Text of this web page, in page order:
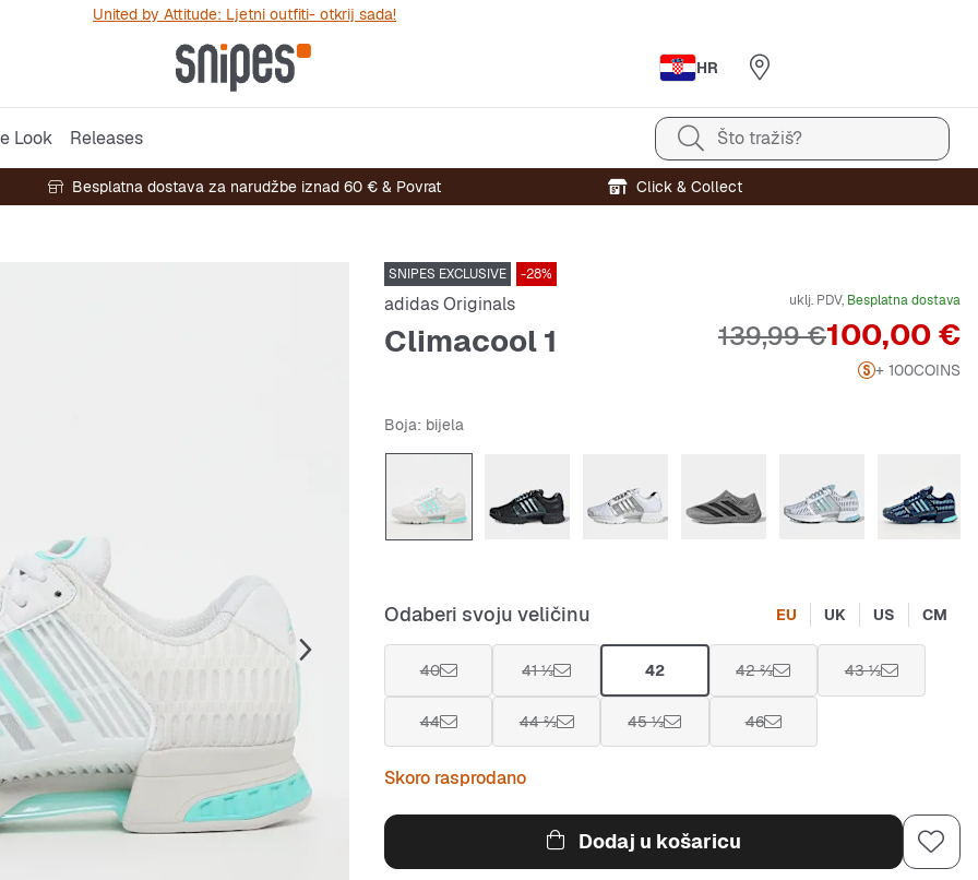
United by Attitude: Ljetni outfiti- otkrij sada!
HR
Look Releases Što tražiš?
Besplatna dostava za narudžbe iznad 60 € & Povrat Click & Collect
SNIPES EXCLUSIVE -28%
adidas Originals
Climacool 1
uklj. PDV, Besplatna dostava
Cijena
100,00 €
Originalna cijena
139,99 €
+ 100COINS
Boja: bijela
Odaberi svoju veličinu EU UK US CM
40 41 ⅓ 42 42 ⅔ 43 ⅓
44 44 ⅔ 45 ⅓ 46
Skoro rasprodano
Dodaj u košaricu